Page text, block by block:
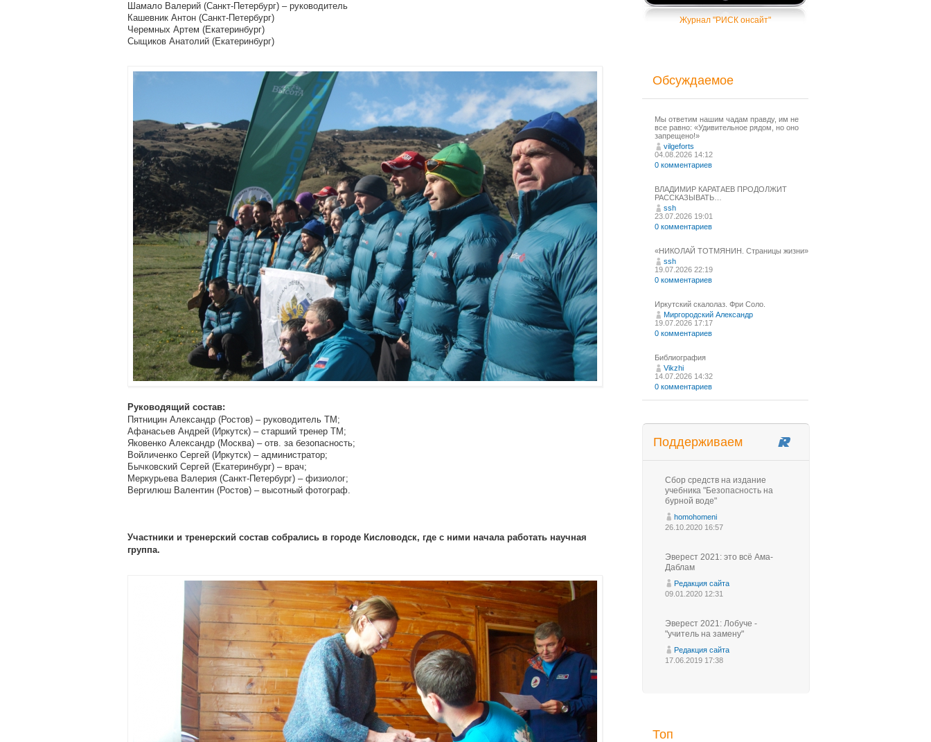
Шамало Валерий (Санкт-Петербург) – руководитель
Кашевник Антон (Санкт-Петербург)
Черемных Артем (Екатеринбург)
Сыщиков Анатолий (Екатеринбург)
Руководящий состав:
Пятницин Александр (Ростов) – руководитель ТМ;
Афанасьев Андрей (Иркутск) – старший тренер ТМ;
Яковенко Александр (Москва) – отв. за безопасность;
Войличенко Сергей (Иркутск) – администратор;
Бычковский Сергей (Екатеринбург) – врач;
Меркурьева Валерия (Санкт-Петербург) – физиолог;
Вергилюш Валентин (Ростов) – высотный фотограф.
Участники и тренерский состав собрались в городе Кисловодск, где с ними начала работать научная
группа.
Журнал "РИСК онсайт"
Обсуждаемое
Мы ответим нашим чадам правду, им не
все равно: «Удивительное рядом, но оно
запрещено!»
vilgeforts
04.08.2026 14:12
0 комментариев
ВЛАДИМИР КАРАТАЕВ ПРОДОЛЖИТ
РАССКАЗЫВАТЬ…
ssh
23.07.2026 19:01
0 комментариев
«НИКОЛАЙ ТОТМЯНИН. Страницы жизни»
ssh
19.07.2026 22:19
0 комментариев
Иркутский скалолаз. Фри Соло.
Миргородский Александр
19.07.2026 17:17
0 комментариев
Библиография
Vikzhi
14.07.2026 14:32
0 комментариев
Поддерживаем
Сбор средств на издание
учебника "Безопасность на
бурной воде"
homohomeni
26.10.2020 16:57
Эверест 2021: это всё Ама-
Даблам
Редакция сайта
09.01.2020 12:31
Эверест 2021: Лобуче -
"учитель на замену"
Редакция сайта
17.06.2019 17:38
Топ